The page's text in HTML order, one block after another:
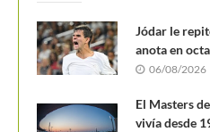
Jódar le
anota en
06/08/2026
El Masters
vivía desde